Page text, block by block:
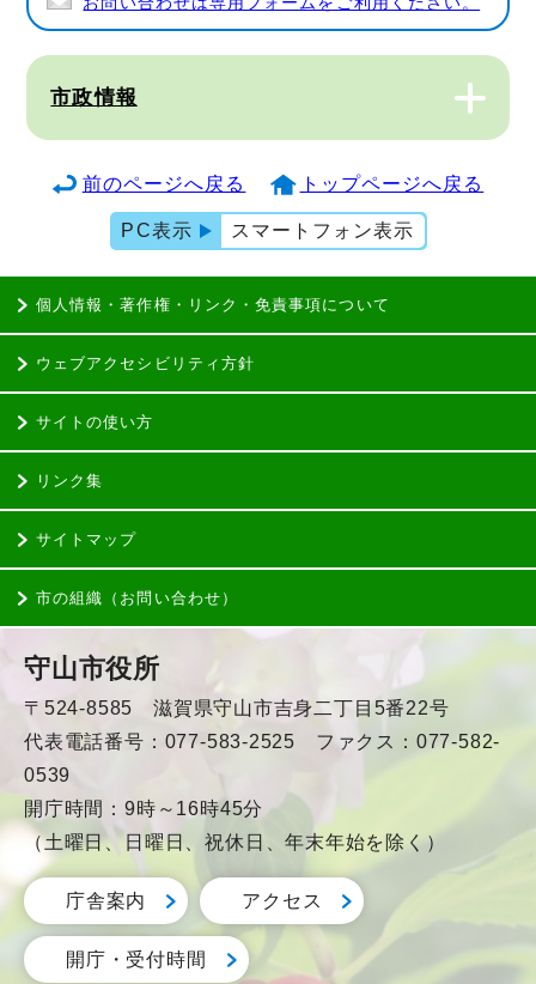
市政情報
前のページへ戻る トップページへ戻る
PC表示 スマートフォン表示
個人情報・著作権・リンク・免責事項について
ウェブアクセシビリティ方針
サイトの使い方
リンク集
サイトマップ
市の組織（お問い合わせ）
守山市役所
〒524-8585 滋賀県守山市吉身二丁目5番22号
代表電話番号：077-583-2525 ファクス：077-582-
0539
開庁時間：9時～16時45分
（土曜日、日曜日、祝休日、年末年始を除く）
庁舎案内 アクセス
開庁・受付時間